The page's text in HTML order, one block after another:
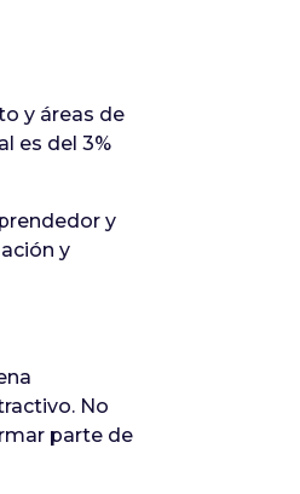
y áreas de
es del 3%
y
y
No
parte de